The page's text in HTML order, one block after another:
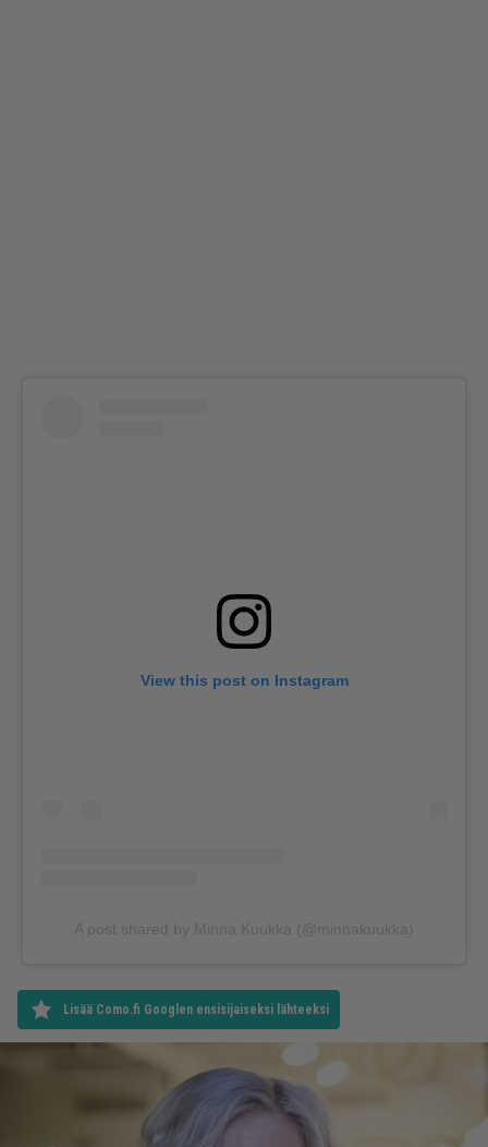
View this post on Instagram
A post shared by Minna Kuukka (@minnakuukka)
Lisää Como.fi Googlen ensisijaiseksi lähteeksi